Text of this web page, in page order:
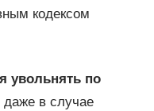
кодексом
увольнять по
даже в случае